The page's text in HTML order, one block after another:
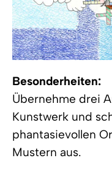
Besonderheiten:
Übernehme drei
Kunstwerk und
phantasievollen
Mustern aus.